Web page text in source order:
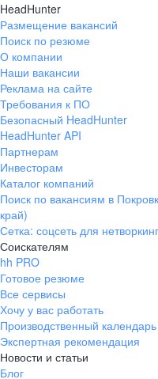
HeadHunter
Размещение вакансий
Поиск по резюме
О компании
Наши вакансии
Реклама на сайте
Требования к ПО
Безопасный HeadHunter
HeadHunter API
Партнерам
Инвесторам
Каталог компаний
Поиск по вакансиям в
край)
Сетка: соцсеть для
Соискателям
hh PRO
Готовое резюме
Все сервисы
Хочу у вас работать
Производственный календарь
Экспертная рекомендация
Новости и статьи
Блог